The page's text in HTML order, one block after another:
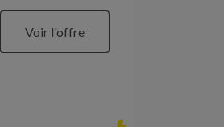
Voir l'offre